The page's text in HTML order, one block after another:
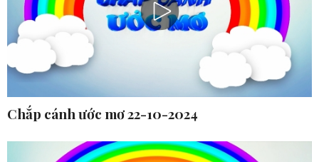
Chắp cánh ước mơ 22-10-2024